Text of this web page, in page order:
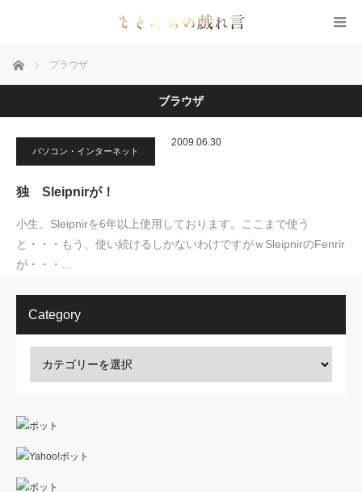
ホーム ブラウザ
ブラウザ
パソコン・インターネット
2009.06.30
独 Sleipnirが！
小生、Sleipnirを6年以上使用しております。ここまで使う
と・・・もう、使い続けるしかないわけですがｗSleipnirのFenrir
が・・・…
Category